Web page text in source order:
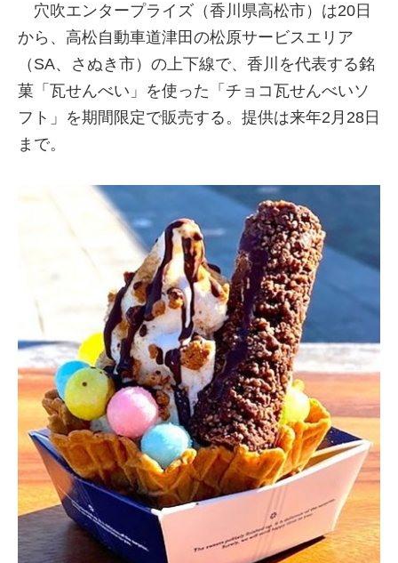
穴吹エンタープライズ（香川県高松市）は20日
から、高松自動車道津田の松原サービスエリア
（SA、さぬき市）の上下線で、香川を代表する銘
菓「瓦せんべい」を使った「チョコ瓦せんべいソ
フト」を期間限定で販売する。提供は来年2月28日
まで。